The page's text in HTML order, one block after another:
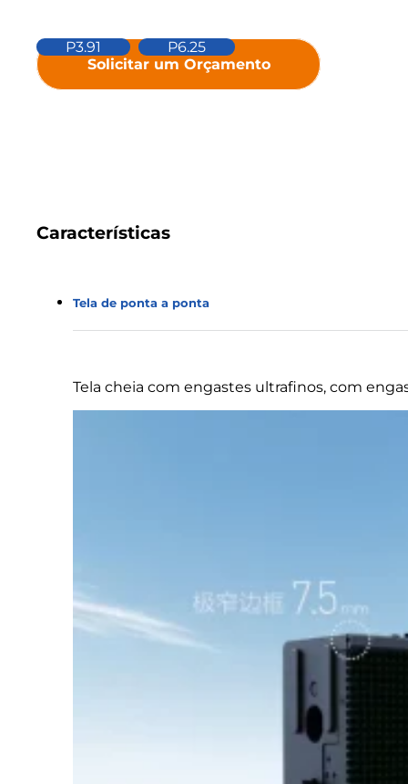
P3.91
P6.25
Solicitar um Orçamento
Características
Tela de ponta a ponta
Tela cheia com engastes ultrafinos, com